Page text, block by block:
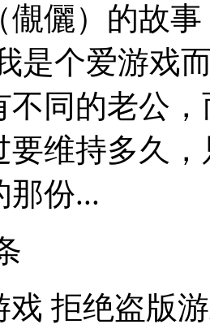
儬儷）的故
是个爱游戏
不同的老公
要维持多久
那份...
戏 拒绝盗版